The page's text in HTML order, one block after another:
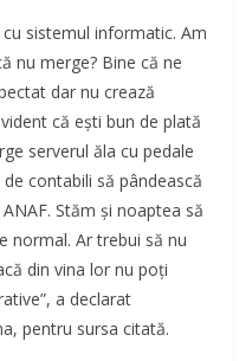
sistemul informatic. Am
nu merge? Bine că ne
dar nu crează
că ești bun de plată
serverul ăla cu pedale
contabili să pândească
Stăm și noaptea să
normal. Ar trebui să nu
din vina lor nu poți
a declarat
pentru sursa citată.